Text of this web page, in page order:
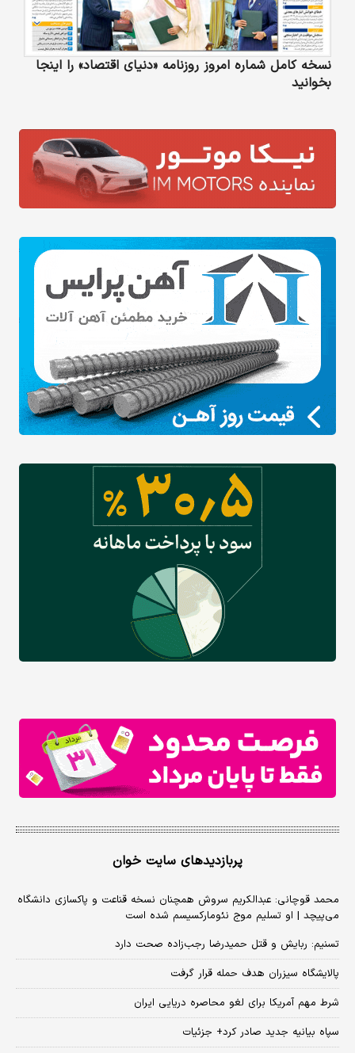
نسخه کامل شماره امروز روزنامه «دنیای‌ اقتصاد» را اینجا
بخوانید
پربازدیدهای سایت خوان
محمد قوچانی: عبدالکریم سروش همچنان نسخه قناعت و پاکسازی دانشگاه
می‌پیچد | او تسلیم موج نئومارکسیسم شده است
تسنیم: ربایش و قتل حمیدرضا رجب‌زاده صحت دارد
پالایشگاه سیزران هدف حمله قرار گرفت
شرط مهم آمریکا برای لغو محاصره دریایی ایران
سپاه بیانیه جدید صادر کرد+ جزئیات